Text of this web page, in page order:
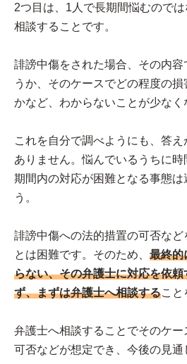
2つ目は、1人で長期間悩むので
相談することです。
誹謗中傷をされた場合、その内
うか、そのケースでどの程度の
かなど、わからないことが少なく
これを自分で調べようにも、答え
ありません。悩んでいるうちに
期間内の対応が困難となる事態は
う。
誹謗中傷への法的措置の可否など
とは困難です。そのため、 最終的
らない、その弁護士に対応を依
ず、まずは弁護士へ相談すること
弁護士へ相談することでそのケ
可否などが想定でき、今後の見通